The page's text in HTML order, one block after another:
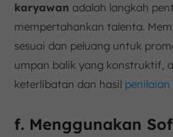
karyawan adalah langkah
mempertahankan talenta.
sesuai dan peluang untuk
umpan balik yang konstruktif,
keterlibatan dan hasil
f. Menggunakan